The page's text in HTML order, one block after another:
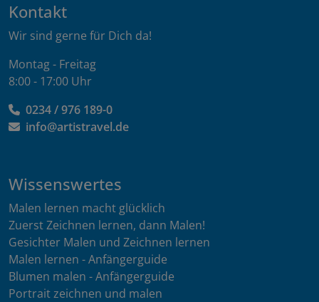
Kontakt
Wir sind gerne für Dich da!
Montag - Freitag
8:00 - 17:00 Uhr
0234 / 976 189-0
info@artistravel.de
Wissenswertes
Malen lernen macht glücklich
Zuerst Zeichnen lernen, dann Malen!
Gesichter Malen und Zeichnen lernen
Malen lernen - Anfängerguide
Blumen malen - Anfängerguide
Portrait zeichnen und malen